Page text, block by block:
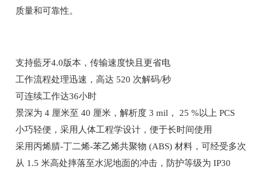
质量和可靠性。
支持藍牙4.0版本，传输速度快且更省电
工作流程处理迅速，高达 520 次解码/秒
可连续工作达36小时
景深为 4 厘米至 40 厘米，解析度 3 mil， 25 %以上 PCS
小巧轻便，采用人体工程学设计，便于长时间使用
采用丙烯腈-丁二烯-苯乙烯共聚物 (ABS) 材料，可经受多次
从 1.5 米高处摔落至水泥地面的冲击，防护等级为 IP30